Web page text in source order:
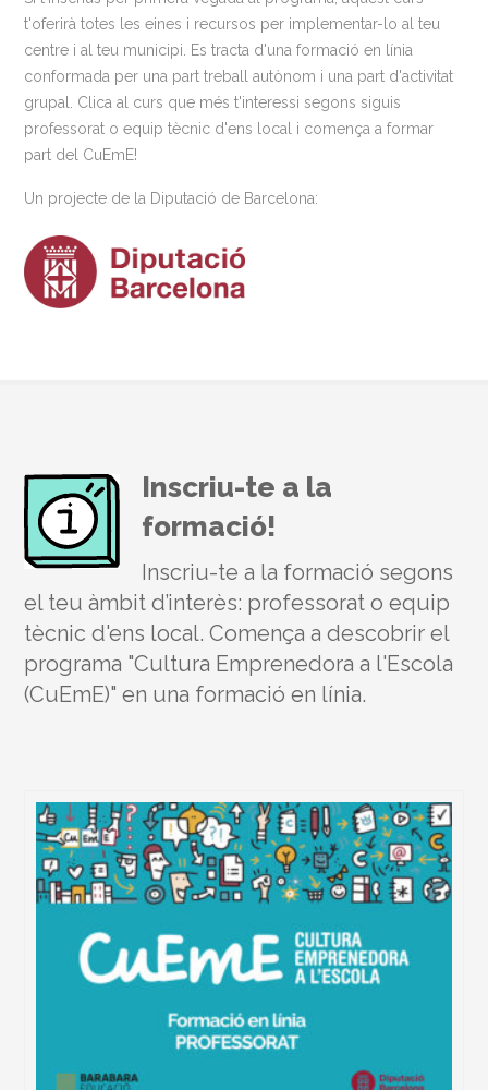
t'oferirà totes les eines i recursos per implementar-lo al teu
centre i al teu municipi. Es tracta d'una formació en línia
conformada per una part treball autònom i una part d'activitat
grupal. Clica al curs que més t'interessi segons siguis
professorat o equip tècnic d'ens local i comença a formar
part del CuEmE!
Un projecte de la Diputació de Barcelona:
Inscriu-te a la
formació!
Inscriu-te a la formació segons
el teu àmbit d’interès: professorat o equip
tècnic d'ens local. Comença a descobrir el
programa "Cultura Emprenedora a l'Escola
(CuEmE)" en una formació en línia.